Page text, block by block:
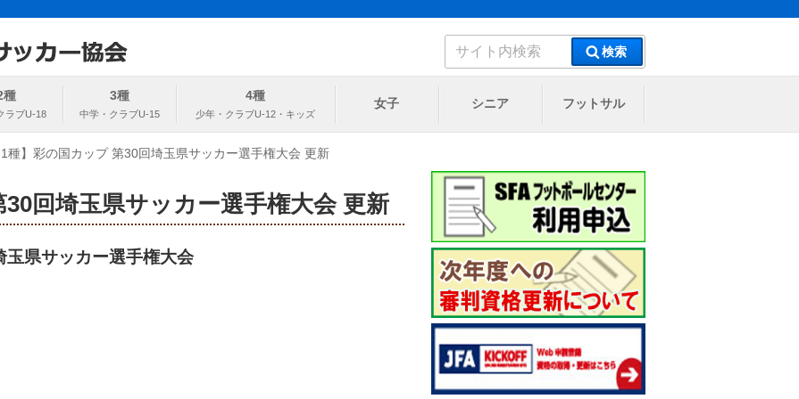
索:
検索
種 3種 4種
女子 シニア フットサル
1種】彩の国カップ 第30回埼玉県サッカー選手権大会 更新
30回埼玉県サッカー選手権大会 更新
県サッカー選手権大会